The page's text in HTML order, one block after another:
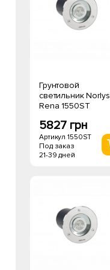
Грунтовой
светильник Norlys
Rena 1550ST
5827 грн
Артикул 1550ST
Под заказ
21-39 дней